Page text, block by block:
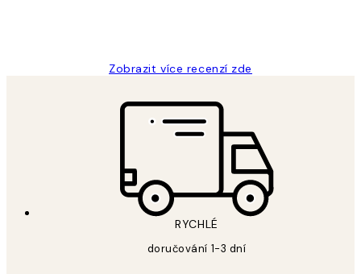
Zobrazit více recenzí zde
RYCHLÉ
doručování 1-3 dní